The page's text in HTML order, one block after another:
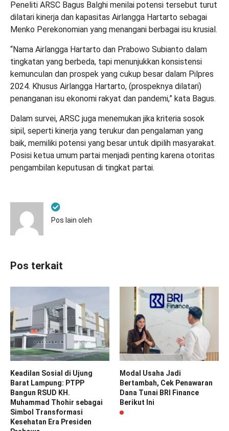
Peneliti ARSC Bagus Balghi menilai potensi tersebut turut
dilatari kinerja dan kapasitas Airlangga Hartarto sebagai
Menko Perekonomian yang menangani berbagai isu krusial.
“Nama Airlangga Hartarto dan Prabowo Subianto dalam
tingkatan yang berbeda, tapi menunjukkan konsistensi
kemunculan dan prospek yang cukup besar dalam Pilpres
2024. Khusus Airlangga Hartarto, (prospeknya dilatari)
penanganan isu ekonomi rakyat dan pandemi,” kata Bagus.
Dalam survei, ARSC juga menemukan jika kriteria sosok
sipil, seperti kinerja yang terukur dan pengalaman yang
baik, memiliki potensi yang besar untuk dipilih masyarakat.
Posisi ketua umum partai menjadi penting karena otoritas
pengambilan keputusan di tingkat partai.
Pos lain oleh
Pos terkait
Keadilan Sosial di Ujung
Barat Lampung: PTPP
Bangun RSUD KH.
Muhammad Thohir sebagai
Simbol Transformasi
Kesehatan Era Presiden
Modal Usaha Jadi
Bertambah, Cek Penawaran
Dana Tunai BRI Finance
Berikut Ini